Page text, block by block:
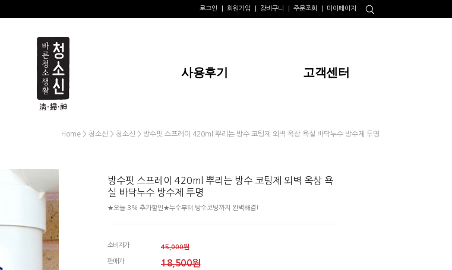
로그인 회원가입 장바구니 주문조회 마이페이지
사용후기 고객센터
Home > 청소신 > 청소신 > 방수핏 스프레이 420ml 뿌리는 방수 코팅제 외벽 옥상 욕실 바닥누수 방수제 투명
방수핏 스프레이 420ml 뿌리는 방수 코팅제 외벽 옥상 욕
실 바닥누수 방수제 투명
★오늘 3% 추가할인★누수부터 방수코팅까지 완벽해결!
소비자가 45,000원
판매가 18,500원